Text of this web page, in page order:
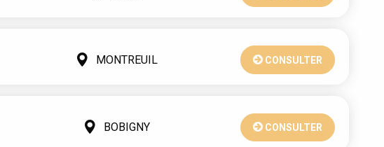
MONTREUIL CONSULTER
BOBIGNY CONSULTER